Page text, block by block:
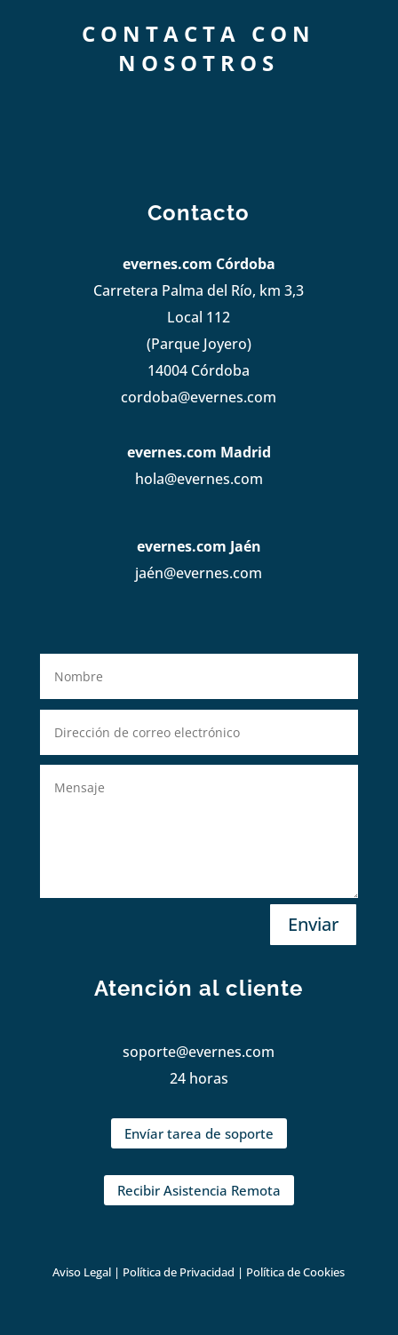
CONTACTA CON
NOSOTROS
Contacto
evernes.com Córdoba
Carretera Palma del Río, km 3,3
Local 112
(Parque Joyero)
14004 Córdoba
cordoba@evernes.com
evernes.com Madrid
hola@evernes.com
evernes.com Jaén
jaén@evernes.com
Enviar
Atención al cliente
soporte@evernes.com
24 horas
Envíar tarea de soporte
Recibir Asistencia Remota
Aviso Legal | Política de Privacidad | Política de Cookies